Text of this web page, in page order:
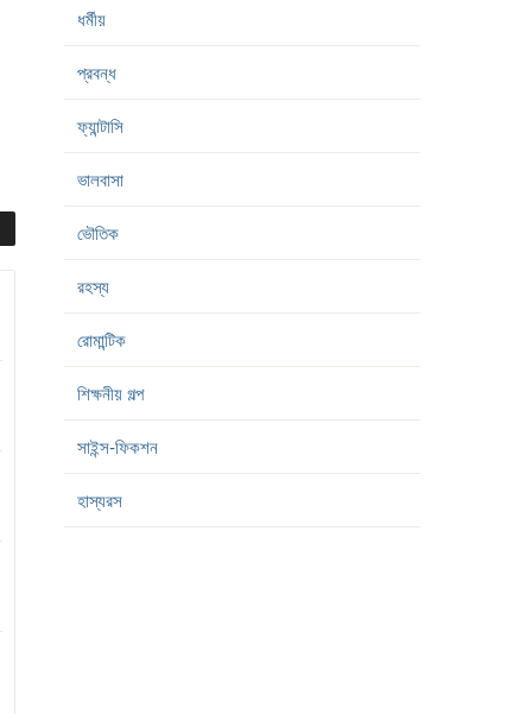
ধর্মীয়
প্রবন্ধ
ফ্যান্টাসি
ভালবাসা
ভৌতিক
রহস্য
রোমান্টিক
শিক্ষনীয় গল্প
সাইন্স-ফিকশন
হাস্যরস